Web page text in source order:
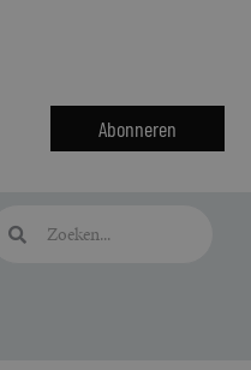
Abonneren
Zoeken